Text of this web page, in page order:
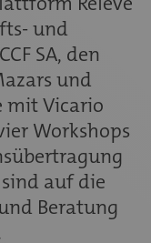
und
SA, den
und
mit Vicario
Workshops
auf die
Beratung